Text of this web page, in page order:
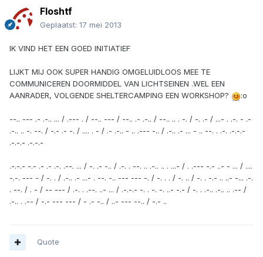
Floshtf
Geplaatst: 17 mei 2013
IK VIND HET EEN GOED INITIATIEF
LIJKT MIJ OOK SUPER HANDIG OMGELUIDLOOS MEE TE
COMMUNICEREN DOORMIDDEL VAN LICHTSEINEN .WEL EEN
AANRADER, VOLGENDE SHELTERCAMPING EEN WORKSHOP?
:o
--.. --- .- .-.. ... / .--- . / --.. --- / --.. .- .-.. / --.. .. . -. / -. .- / ...- . .-. - .-
.-.. .. -. --. / -.- .- -. / .... . - / .- .-.. - .. .--- -.. / .-.. .- ... - .. --. . .-. .-.-.-
.-.-.- .-.-.-
.-.-.- -.- .- .- .-. .--. ... / -. .- -.. / .-. . --. .. .-.. .. . ...- / . .--- -.- ..- - ... / ....
-.-. --- - / -. . / .-.. .- ...- . --. -.. --- --- -. / -. . . / -. .. / -. . -.- .. ..- -... .-.
. --. / . - / -- --- / .-. . .--. ..- ... / .-.-.- -. . -. -. ..- -.- / -. . .-.. .-.. .. .-- /
.-.. . .-- / -.- --- --- / - .- -.. / ..- --- --.. / -.- ..
Quote